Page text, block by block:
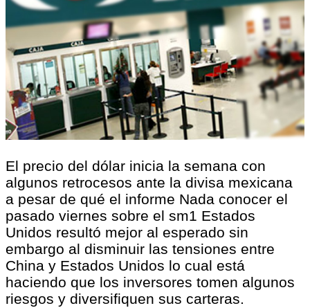
El precio del dólar inicia la semana con
algunos retrocesos ante la divisa mexicana
a pesar de qué el informe Nada conocer el
pasado viernes sobre el sm1 Estados
Unidos resultó mejor al esperado sin
embargo al disminuir las tensiones entre
China y Estados Unidos lo cual está
haciendo que los inversores tomen algunos
riesgos y diversifiquen sus carteras.